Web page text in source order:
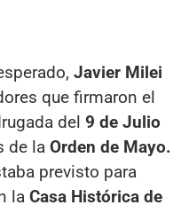
Javier Milei
que firmaron el
del 9 de Julio
de la Orden de Mayo.
previsto para
la Casa Histórica de